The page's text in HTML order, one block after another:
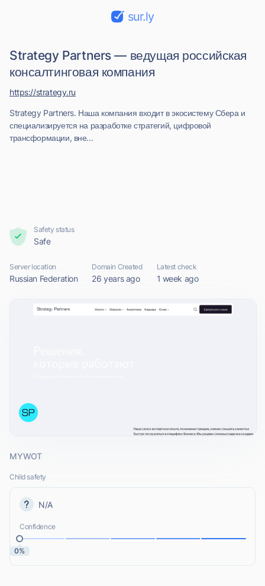
sur.ly
Strategy Partners — ведущая российская
консалтинговая компания
Strategy Partners. Наша компания входит в экосистему Сбера и
специализируется на разработке стратегий, цифровой
трансформации, вне...
https://strategy.ru
Safety status
Safe
Server location
Russian Federation
Domain Created
26 years ago
Latest check
1 week ago
MYWOT
Child safety
N/A
Confidence
0%